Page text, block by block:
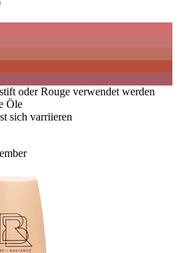
oder Rouge verwendet werden
Öle
sich varriieren